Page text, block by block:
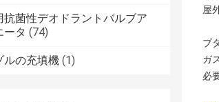
抗菌性デオドラントバルブア
ータ (74)
ルの充填機 (1)
屋
ブ
ガ
必